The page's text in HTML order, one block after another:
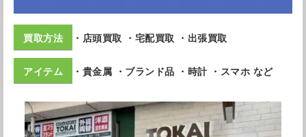
・店頭買取 ・宅配買取 ・出張買取
・貴金属 ・ブランド品 ・時計 ・スマホ など